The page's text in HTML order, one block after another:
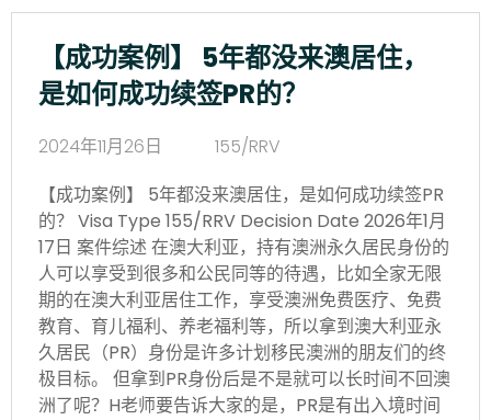
【成功案例】 5年都没来澳居住，
是如何成功续签PR的？
2024年11月26日
155/RRV
【成功案例】 5年都没来澳居住，是如何成功续签PR
的？ Visa Type 155/RRV Decision Date 2026年1月
17日 案件综述 在澳大利亚，持有澳洲永久居民身份的
人可以享受到很多和公民同等的待遇，比如全家无限
期的在澳大利亚居住工作，享受澳洲免费医疗、免费
教育、育儿福利、养老福利等，所以拿到澳大利亚永
久居民（PR）身份是许多计划移民澳洲的朋友们的终
极目标。 但拿到PR身份后是不是就可以长时间不回澳
洲了呢？H老师要告诉大家的是，PR是有出入境时间